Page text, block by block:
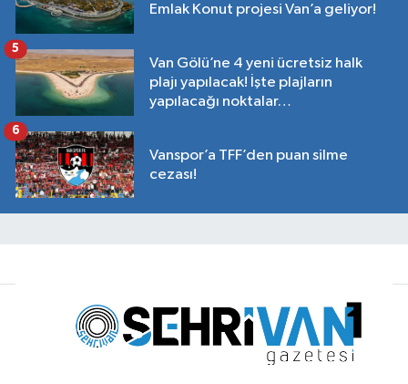
Emlak Konut projesi Van’a geliyor!
Van Gölü’ne 4 yeni ücretsiz halk
plajı yapılacak! İşte plajların
yapılacağı noktalar…
5
Vanspor’a TFF’den puan silme
cezası!
6